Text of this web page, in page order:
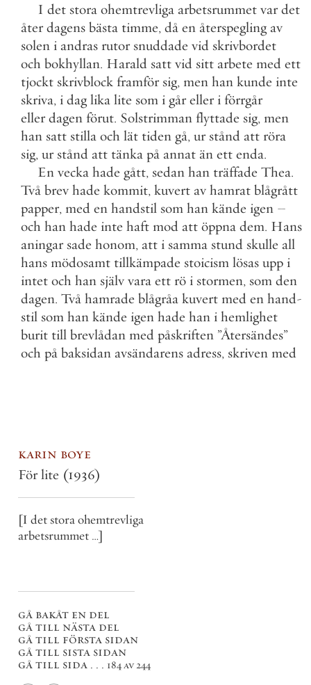
I det stora ohemtrevliga arbetsrummet var det
åter dagens bästa timme, då en återspegling av
solen i andras rutor snuddade vid skrivbordet
och bokhyllan. Harald satt vid sitt arbete med ett
tjockt skrivblock framför sig, men han kunde inte
skriva, i dag lika lite som i går eller i förrgår
eller dagen förut. Solstrimman flyttade sig, men
han satt stilla och lät tiden gå, ur stånd att röra
sig, ur stånd att tänka på annat än ett enda.
En vecka hade gått, sedan han träffade Thea.
Två brev hade kommit, kuvert av hamrat blågrått
papper, med en handstil som han kände igen –
och han hade inte haft mod att öppna dem. Hans
aningar sade honom, att i samma stund skulle all
hans mödosamt tillkämpade stoicism lösas upp i
intet och han själv vara ett rö i stormen, som den
dagen. Två hamrade blågråa kuvert med en hand-
stil som han kände igen hade han i hemlighet
burit till brevlådan med påskriften ”Återsändes”
och på baksidan avsändarens adress, skriven med
karin boye
För lite (1936)
[I det stora ohemtrevliga
arbetsrummet …]
gå bakåt en del
gå till nästa del
gå till första sidan
gå till sista sidan
gå till sida . . . 184 av 244